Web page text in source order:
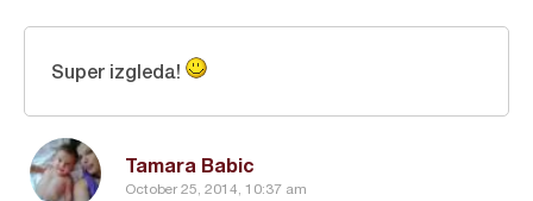
Tamara Babic
October 25, 2014, 10:37 am
Super izgleda!